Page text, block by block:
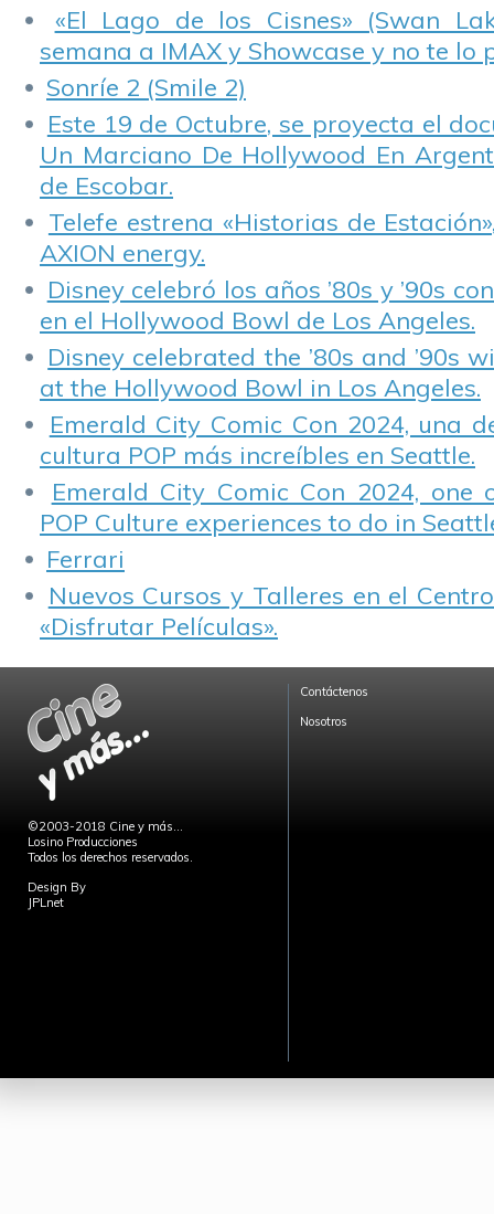
«El Lago de los Cisnes» (Swan
semana a IMAX y Showcase y no te lo
Sonríe 2 (Smile 2)
Este 19 de Octubre, se proyecta el
Un Marciano De Hollywood En
de Escobar.
Telefe estrena «Historias de
AXION energy.
Disney celebró los años ’80s y ’90s
en el Hollywood Bowl de Los Angeles.
Disney celebrated the ’80s and ’90s
at the Hollywood Bowl in Los Angeles.
Emerald City Comic Con 2024, una
cultura POP más increíbles en Seattle.
Emerald City Comic Con 2024,
POP Culture experiences to do in
Ferrari
Nuevos Cursos y Talleres en el
«Disfrutar Películas».
©2003-2018 Cine y más...
Losino Producciones
Todos los derechos reservados.
Design By
JPLnet
Contáctenos
Nosotros